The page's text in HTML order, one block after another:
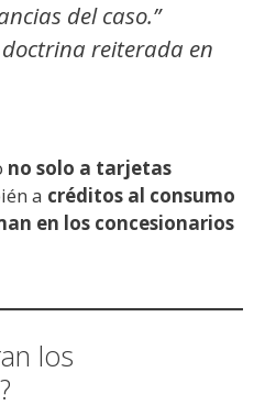
del caso.”
doctrina reiterada en
no solo a tarjetas
a créditos al consumo
en los concesionarios
los